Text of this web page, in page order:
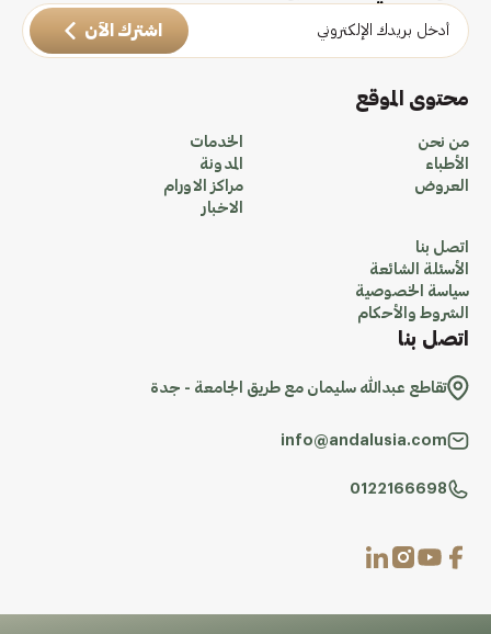
اشترك الآن
محتوى الموقع
من نحن
الأطباء
العروض
الخدمات
المدونة
مراكز الاورام
الاخبار
اتصل بنا
الأسئلة الشائعة
سياسة الخصوصية
الشروط والأحكام
اتصل بنا
تقاطع عبدالله سليمان مع طريق الجامعة - جدة
info@andalusia.com
0122166698